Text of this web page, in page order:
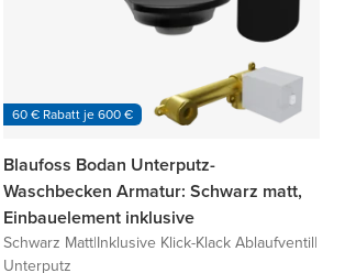
60 € Rabatt je 600 €
Blaufoss Bodan Unterputz-
Waschbecken Armatur: Schwarz matt,
Einbauelement inklusive
Schwarz Matt|Inklusive Klick-Klack Ablaufventil|
Unterputz